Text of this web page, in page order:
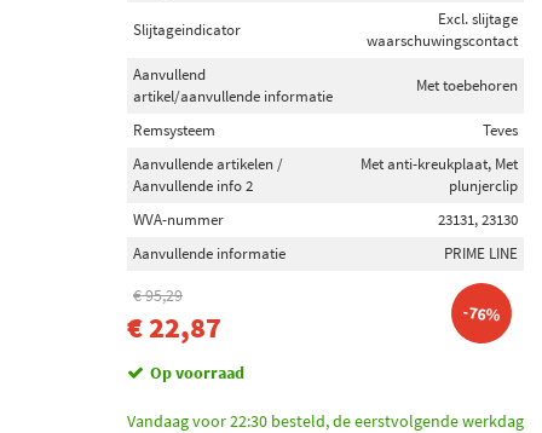
Remschijfdikte [mm]
Buitendiameter [mm]
Slijtageindicator
Excl. slijtage
waarschuwingscontact
Aanvullend
artikel/aanvullende informatie
Met toebehoren
Remsysteem
Teves
Aanvullende artikelen /
Aanvullende info 2
Met anti-kreukplaat, Met
plunjerclip
WVA-nummer
23131, 23130
Aanvullende informatie
PRIME LINE
€ 95,29
€ 22,87 -76%
Op voorraad
Vandaag voor 22:30 besteld, de eerstvolgende werkdag